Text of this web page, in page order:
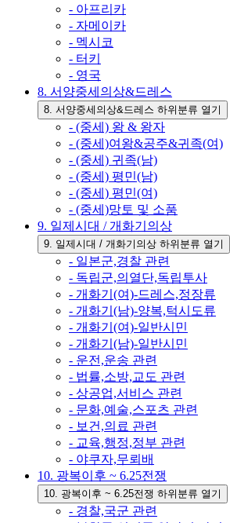
- 아프리카
- 자메이카
- 멕시코
- 터키
- 영국
8. 서양중세의상&드레스
8. 서양중세의상&드레스 하위분류 열기
- (중세) 왕 & 왕자
- (중세)여왕&공주&귀족(여)
- (중세) 귀족(남)
- (중세) 평민(남)
- (중세) 평민(여)
- (중세)망토 및 소품
9. 일제시대 / 개화기의상
9. 일제시대 / 개화기의상 하위분류 열기
- 일본군,경찰 관련
- 독립군,의열단,독립투사
- 개화기(여)-드레스,정장류
- 개화기(남)-양복,턱시도류
- 개화기(여)-일반시민
- 개화기(남)-일반시민
- 운전,운송 관련
- 법률,소방,교도 관련
- 상공업,서비스 관련
- 문화,예술,스포츠 관련
- 보건,의료 관련
- 교육,행정,정부 관련
- 야쿠자,무뢰배
10. 광복이후 ~ 6.25전쟁
10. 광복이후 ~ 6.25전쟁 하위분류 열기
- 경찰,국군 관련